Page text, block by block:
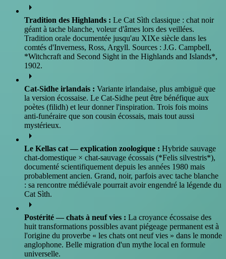
arrow_right
Tradition des Highlands : Le Cat Sìth classique : chat noir
géant à tache blanche, voleur d'âmes lors des veillées.
Tradition orale documentée jusqu'au XIXe siècle dans les
comtés d'Inverness, Ross, Argyll. Sources : J.G. Campbell,
*Witchcraft and Second Sight in the Highlands and Islands*,
1902.
arrow_right
Cat-Sidhe irlandais : Variante irlandaise, plus ambiguë que
la version écossaise. Le Cat-Sidhe peut être bénéfique aux
poètes (filidh) et leur donner l'inspiration. Trois fois moins
anti-funéraire que son cousin écossais, mais tout aussi
mystérieux.
arrow_right
Le Kellas cat — explication zoologique : Hybride sauvage
chat-domestique × chat-sauvage écossais (*Felis silvestris*),
documenté scientifiquement depuis les années 1980 mais
probablement ancien. Grand, noir, parfois avec tache blanche
: sa rencontre médiévale pourrait avoir engendré la légende du
Cat Sìth.
arrow_right
Postérité — chats à neuf vies : La croyance écossaise des
huit transformations possibles avant piégeage permanent est à
l'origine du proverbe « les chats ont neuf vies » dans le monde
anglophone. Belle migration d'un mythe local en formule
universelle.